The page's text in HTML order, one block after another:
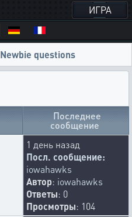
ИГРА
Newbie questions
Последнее
сообщение
1 день назад
Посл. сообщение:
iowahawks
Автор: iowahawks
Ответы: 0
Просмотры: 104